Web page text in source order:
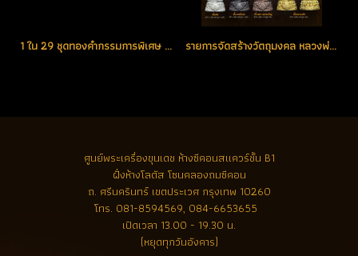
1 ใน 29 ชุดทองคำกรรมการพิเศษ ตอกโค้ด "ศ" (เศรษฐี) หมายเลข 14 สร้างน้อย ตอกโค้ดหายากที่สุดในรุ่น (โทรถาม) รายการจัดสร้างวัตถุมงคล หลวงพ่อโสธร รุ่น ๙ ทศวรรษ
ศูนย์พระเครื่องขุนเดช ห้างซีคอนสแควร์ชั้น B1
ฝั่งห้างโลตัส โซนคลองถมซีคอน
ถ. ศรีนครินทร์ เขตประเวศ กรุงเทพ 10260
โทร. 081-8594569, 084-6653655
เปิดเวลา 13.00 - 19.30 น.
(หยุดทุกวันอังคาร)